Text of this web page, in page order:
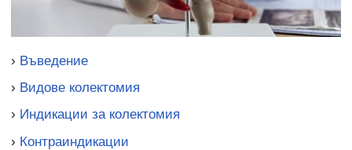
› Въведение
› Видове колектомия
› Индикации за колектомия
› Контраиндикации